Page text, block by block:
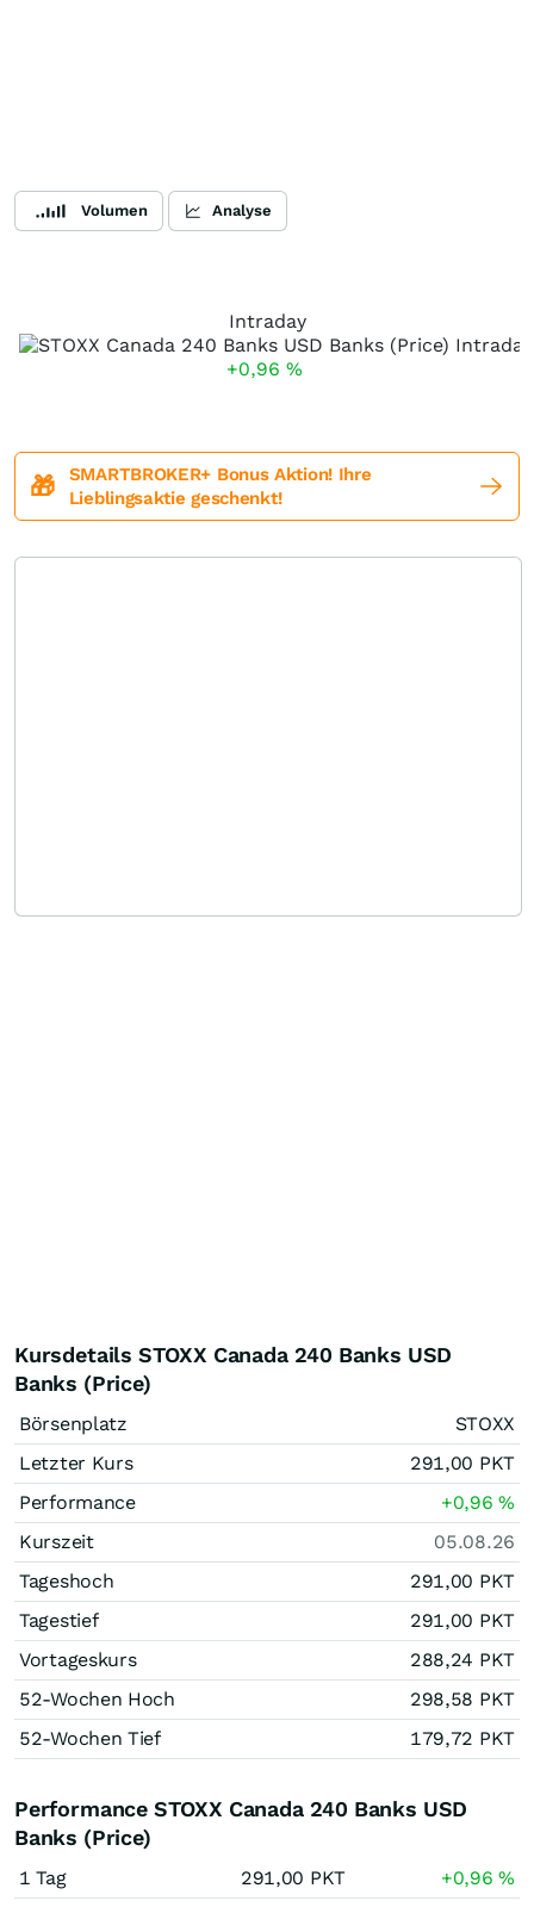
Volumen Analyse
Intraday
+0,96 %
🎁
SMARTBROKER+ Bonus Aktion! Ihre
Lieblingsaktie geschenkt!
Kursdetails STOXX Canada 240 Banks USD
Banks (Price)
Börsenplatz
STOXX
Letzter Kurs
291,00 PKT
Performance
+0,96%
Kurszeit
05.08.26
Tageshoch
291,00 PKT
Tagestief
291,00 PKT
Vortageskurs
288,24 PKT
52-Wochen Hoch
298,58 PKT
52-Wochen Tief
179,72 PKT
Performance STOXX Canada 240 Banks USD
Banks (Price)
1 Tag 291,00 PKT +0,96%